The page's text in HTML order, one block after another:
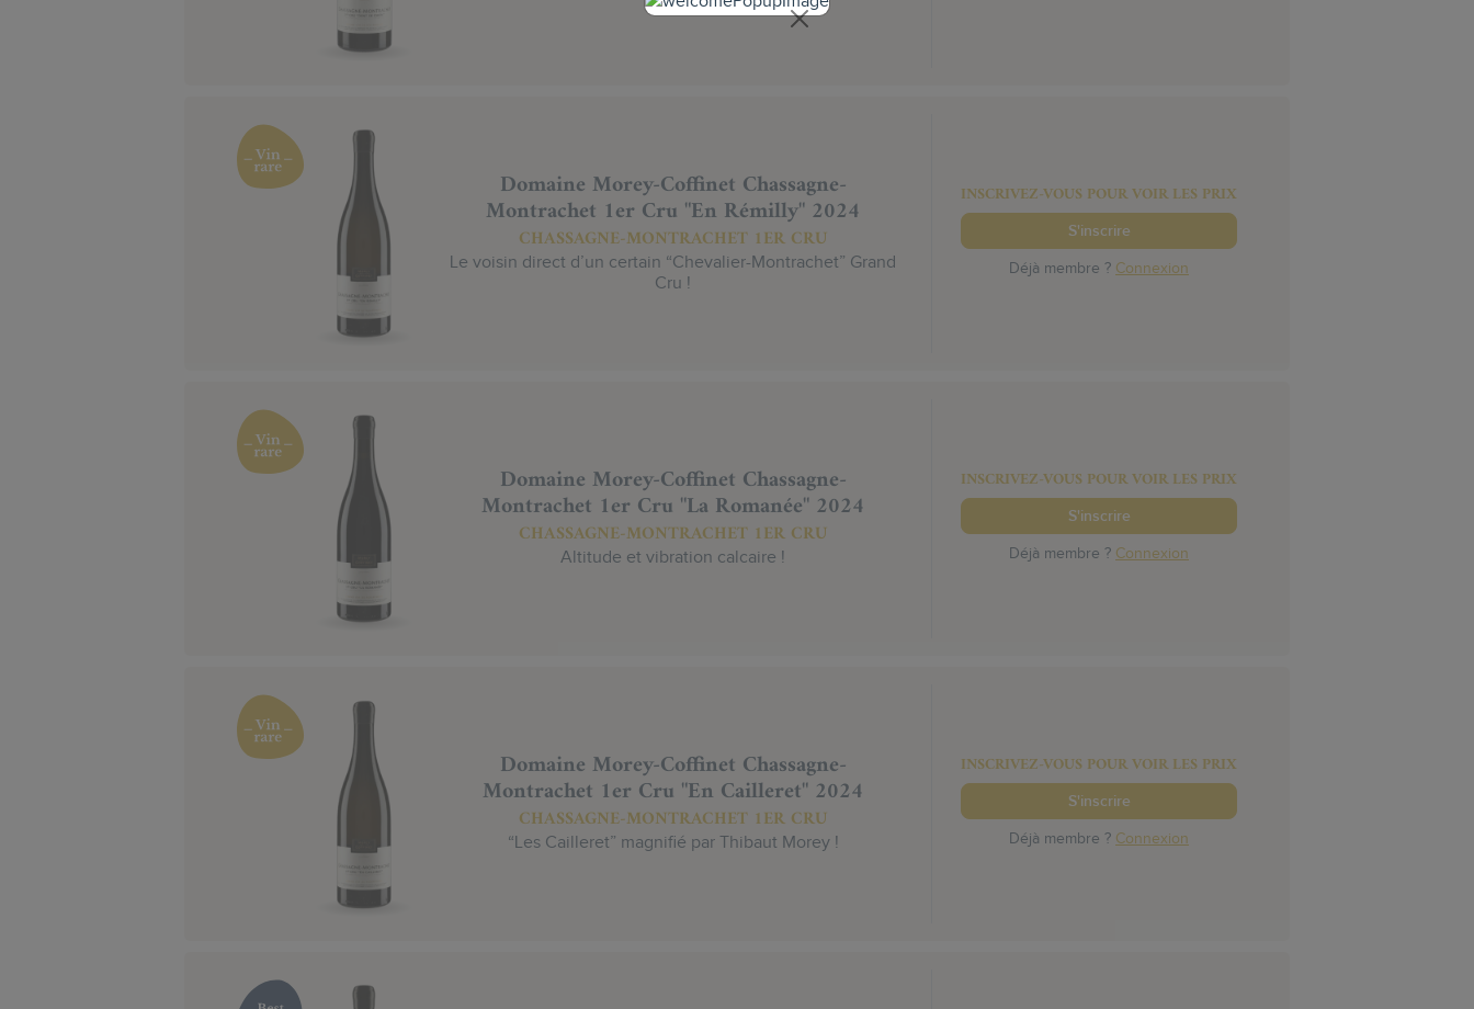
Domaine Morey-Coffinet Chassagne-
Montrachet 1er Cru "En Rémilly" 2024
CHASSAGNE-MONTRACHET 1ER CRU
Le voisin direct d’un certain “Chevalier-Montrachet” Grand
Cru !
INSCRIVEZ-VOUS POUR VOIR LES PRIX
S'inscrire
Déjà membre ? Connexion
Domaine Morey-Coffinet Chassagne-
Montrachet 1er Cru "La Romanée" 2024
CHASSAGNE-MONTRACHET 1ER CRU
Altitude et vibration calcaire !
INSCRIVEZ-VOUS POUR VOIR LES PRIX
S'inscrire
Déjà membre ? Connexion
Domaine Morey-Coffinet Chassagne-
Montrachet 1er Cru "En Cailleret" 2024
CHASSAGNE-MONTRACHET 1ER CRU
“Les Cailleret” magnifié par Thibaut Morey !
INSCRIVEZ-VOUS POUR VOIR LES PRIX
S'inscrire
Déjà membre ? Connexion